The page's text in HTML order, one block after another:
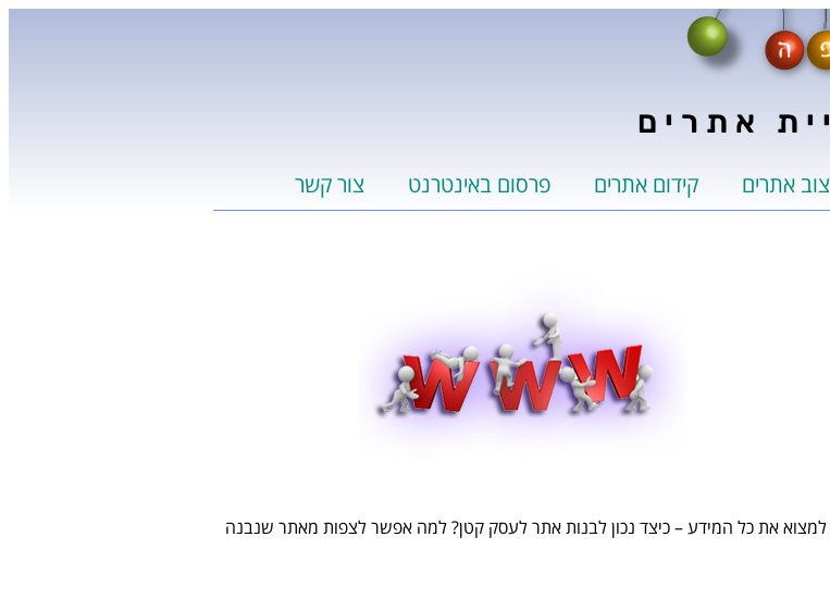
אתרים
אתרים קידום אתרים פרסום באינטרנט צור קשר
את כל המידע – כיצד נכון לבנות אתר לעסק קטן? למה אפשר לצפות מאתר שנבנה